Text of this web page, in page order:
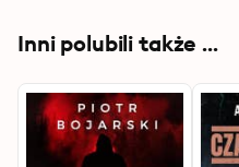
Inni polubili także ...